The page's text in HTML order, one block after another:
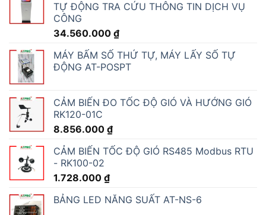
TỰ ĐỘNG TRA CỨU THÔNG TIN DỊCH VỤ
CÔNG
34.560.000 ₫
MÁY BẤM SỐ THỨ TỰ, MÁY LẤY SỐ TỰ
ĐỘNG AT-POSPT
CẢM BIẾN ĐO TỐC ĐỘ GIÓ VÀ HƯỚNG GIÓ
RK120-01C
8.856.000 ₫
CẢM BIẾN TỐC ĐỘ GIÓ RS485 Modbus RTU
- RK100-02
1.728.000 ₫
BẢNG LED NĂNG SUẤT AT-NS-6